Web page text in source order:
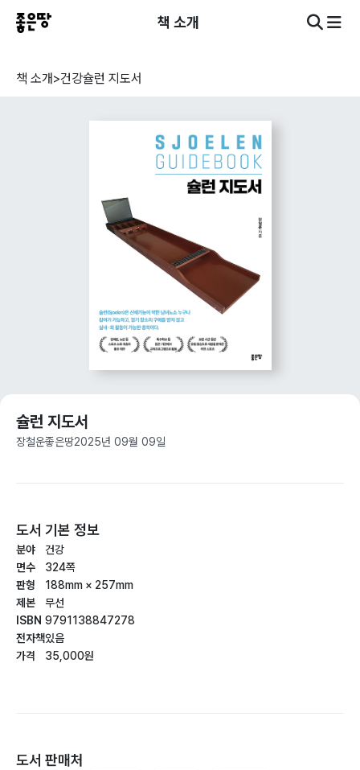
책 소개
책 소개>건강슐런 지도서
슐런 지도서
장철운좋은땅2025년 09월 09일
도서 기본 정보
분야
면수
판형
제본
ISBN
전자책
가격
건강
324쪽
188mm × 257mm
무선
9791138847278
있음
35,000원
도서 판매처